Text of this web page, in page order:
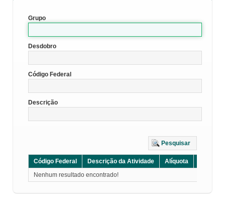
Grupo
Desdobro
Código Federal
Descrição
Pesquisar
Código Federal Descrição da Atividade Alíquota
Nenhum resultado encontrado!